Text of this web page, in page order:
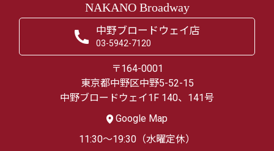
NAKANO Broadway
中野ブロードウェイ店
03-5942-7120
〒164-0001
東京都中野区中野5-52-15
中野ブロードウェイ1F 140、141号
Google Map
11:30～19:30（水曜定休）